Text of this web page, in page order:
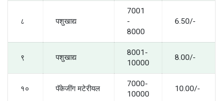
८ पशुखाद्य
7001
-
8000
6.50/-
९ पशुखाद्य
8001-
10000
8.00/-
१० पॅकेजींग मटेरीयल
7000-
10000
10.00/-